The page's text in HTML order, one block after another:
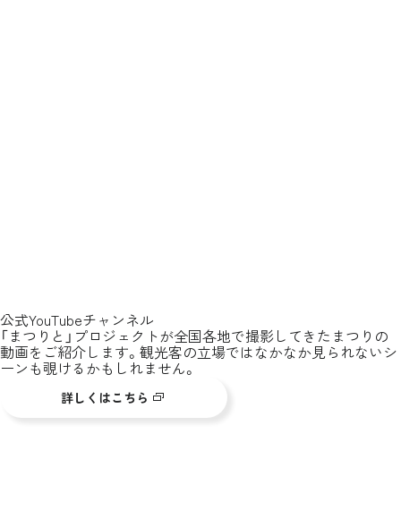
公式YouTubeチャンネル
「まつりと」プロジェクトが全国各地で撮影してきたまつりの
動画をご紹介します。観光客の立場ではなかなか見られないシ
ーンも覗けるかもしれません。
詳しくはこちら